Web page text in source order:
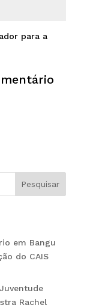
para a
Pesquisar
em Bangu
do CAIS
Rachel